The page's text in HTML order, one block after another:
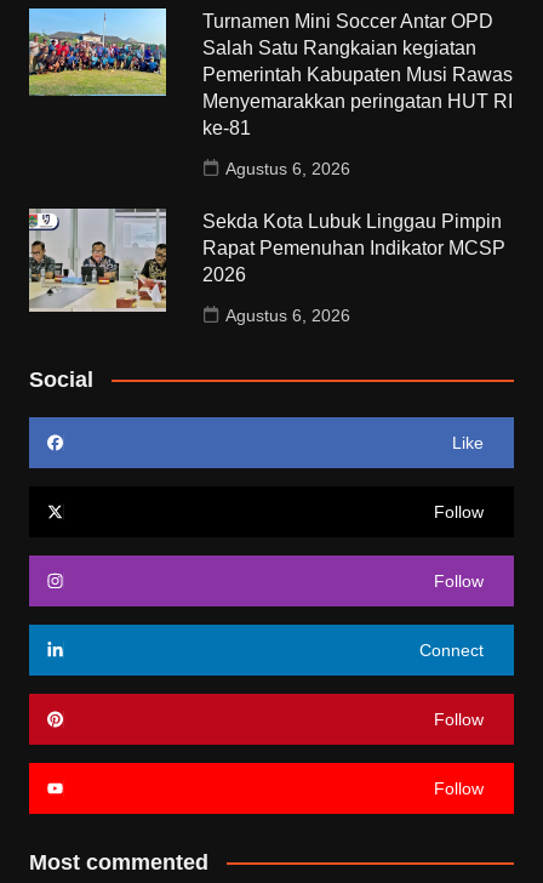
Turnamen Mini Soccer Antar OPD
Salah Satu Rangkaian kegiatan
Pemerintah Kabupaten Musi Rawas
Menyemarakkan peringatan HUT RI
ke-81
Agustus 6, 2026
Sekda Kota Lubuk Linggau Pimpin
Rapat Pemenuhan Indikator MCSP
2026
Agustus 6, 2026
Social
Like
Follow
Follow
Connect
Follow
Follow
Most commented